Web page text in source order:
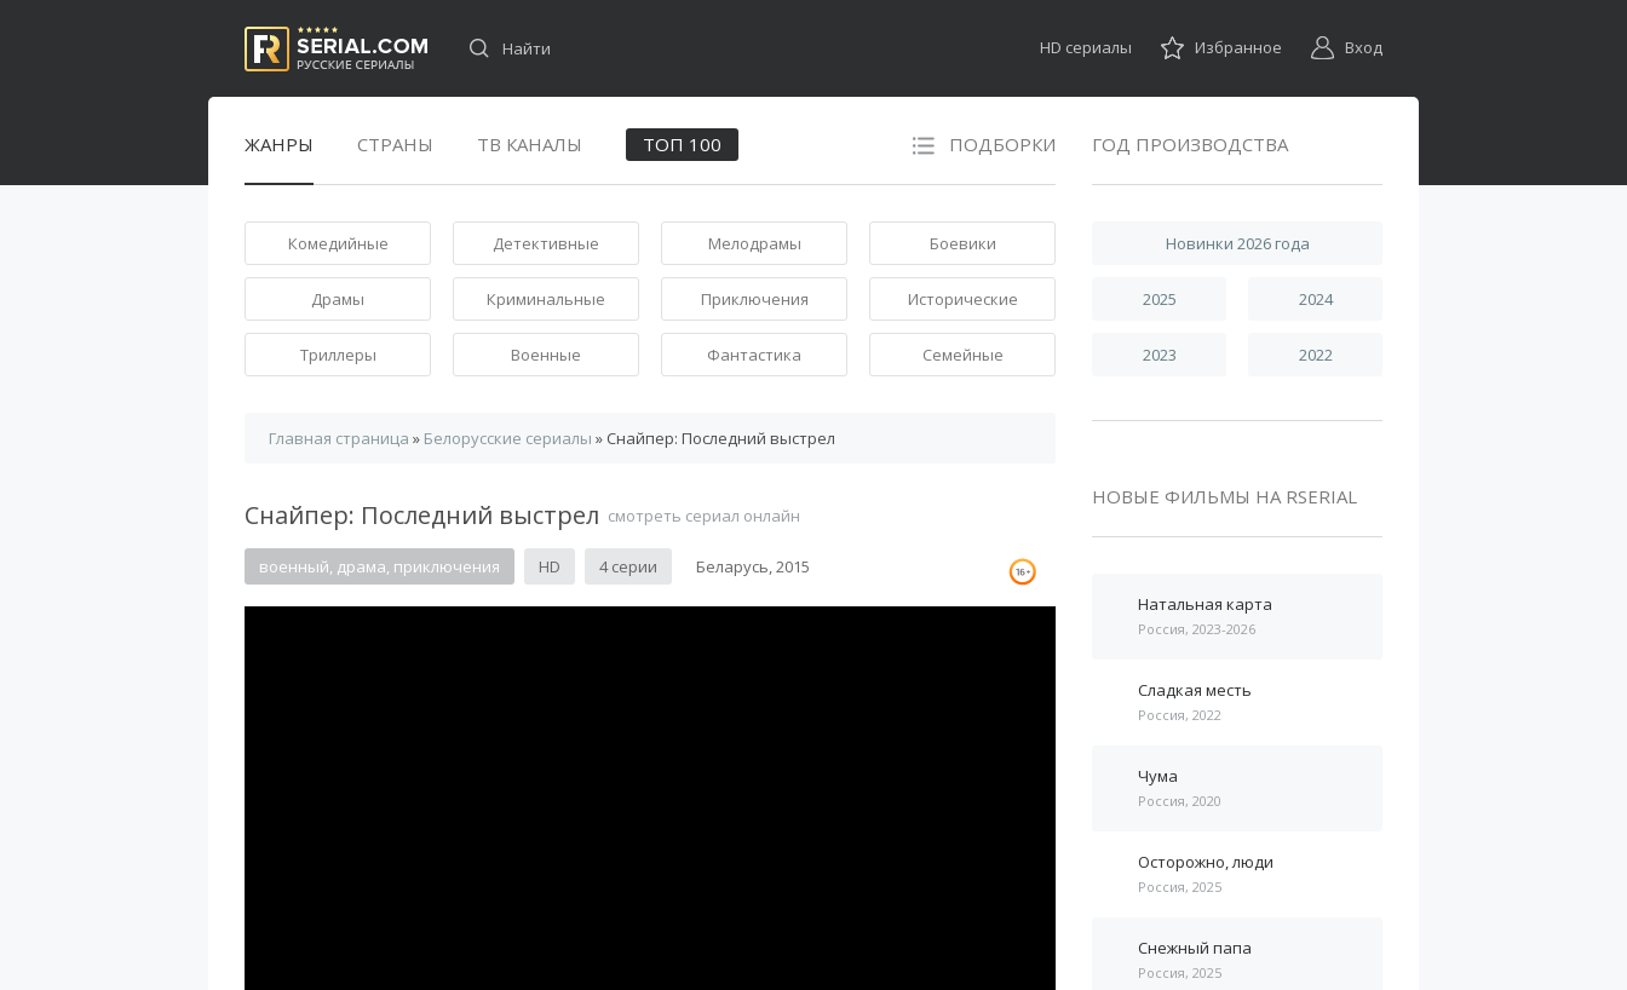
HD сериалы Избранное Вход
ЖАНРЫ СТРАНЫ ТВ КАНАЛЫ ПОДБОРКИ
ТОП 100
Комедийные Детективные Мелодрамы Боевики
Драмы Криминальные Приключения Исторические
Триллеры Военные Фантастика Семейные
Главная страница » Белорусские сериалы » Снайпер: Последний выстрел
Снайпер: Последний выстрел смотреть сериал онлайн
военный, драма, приключения HD 4 серии Беларусь, 2015
ГОД ПРОИЗВОДСТВА
Новинки 2026 года
2025 2024
2023 2022
НОВЫЕ ФИЛЬМЫ НА RSERIAL
Натальная карта
Россия, 2023-2026
Сладкая месть
Россия, 2022
Чума
Россия, 2020
Осторожно, люди
Россия, 2025
Снежный папа
Россия, 2025